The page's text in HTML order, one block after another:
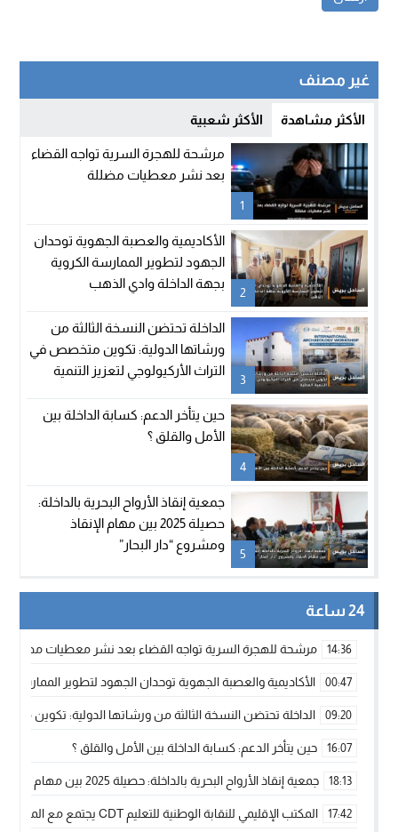
غير مصنف
الأكثر مشاهدة الأكثر شعبية
1
مرشحة للهجرة السرية تواجه القضاء
بعد نشر معطيات مضللة
2
الأكاديمية والعصبة الجهوية توحدان
الجهود لتطوير الممارسة الكروية
بجهة الداخلة وادي الذهب
3
الداخلة تحتضن النسخة الثالثة من
ورشاتها الدولية: تكوين متخصص في
التراث الأركيولوجي لتعزيز التنمية
4
حين يتأخر الدعم: كسابة الداخلة بين
الأمل والقلق ؟
5
جمعية إنقاذ الأرواح البحرية بالداخلة:
حصيلة 2025 بين مهام الإنقاذ
ومشروع “دار البحار”
24 ساعة
14:36 مرشحة للهجرة السرية تواجه القضاء بعد نشر معطيات مضللة
00:47 الأكاديمية والعصبة الجهوية توحدان الجهود لتطوير الممارسة
09:20 الداخلة تحتضن النسخة الثالثة من ورشاتها الدولية: تكوين
16:07 حين يتأخر الدعم: كسابة الداخلة بين الأمل والقلق ؟
18:13 جمعية إنقاذ الأرواح البحرية بالداخلة: حصيلة 2025 بين مهام الإنقاذ ومشروع “دار البحار”
17:42 المكتب الإقليمي للنقابة الوطنية للتعليم CDT يجتمع مع المدير الإقليمي لمناقشة ملفات جوهرية لنساء ورجال التعليم